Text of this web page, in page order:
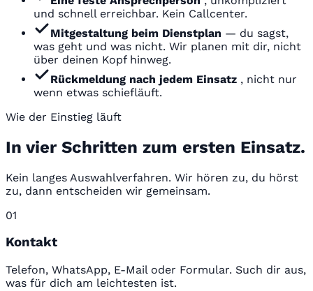
und schnell erreichbar. Kein Callcenter.
Mitgestaltung beim Dienstplan — du sagst,
was geht und was nicht. Wir planen mit dir, nicht
über deinen Kopf hinweg.
Rückmeldung nach jedem Einsatz , nicht nur
wenn etwas schiefläuft.
Wie der Einstieg läuft
In vier Schritten zum ersten Einsatz.
Kein langes Auswahlverfahren. Wir hören zu, du hörst
zu, dann entscheiden wir gemeinsam.
01
Kontakt
Telefon, WhatsApp, E-Mail oder Formular. Such dir aus,
was für dich am leichtesten ist.